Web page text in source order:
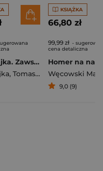
Rafał Majka. Zawsze z przodu. Rozmawia Tomasz Kalemba - książka z autografem
, Tomasz Kalemba
KSIĄŻKA
66,80 zł
99,99 zł -
cena detaliczna
Węcowski
9,0 (9)